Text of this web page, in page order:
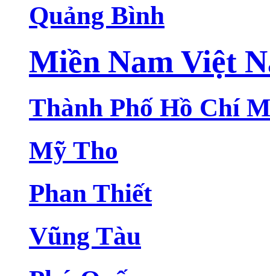
Quảng Bình
Miền Nam Việt
Thành Phố Hồ Chí
Mỹ Tho
Phan Thiết
Vũng Tàu